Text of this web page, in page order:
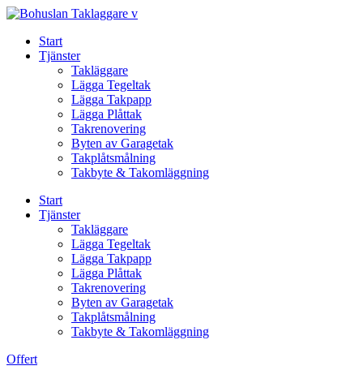
Skip
contentStart
Tjänster
Takläggare
Lägga Tegeltak
Lägga Takpapp
Lägga Plåttak
Takrenovering
Byten av Garagetak
Takplåtsmålning
Takbyte & Takomläggning
Start
Tjänster
Takläggare
Lägga Tegeltak
Lägga Takpapp
Lägga Plåttak
Takrenovering
Byten av Garagetak
Takplåtsmålning
Takbyte & Takomläggning
Offert